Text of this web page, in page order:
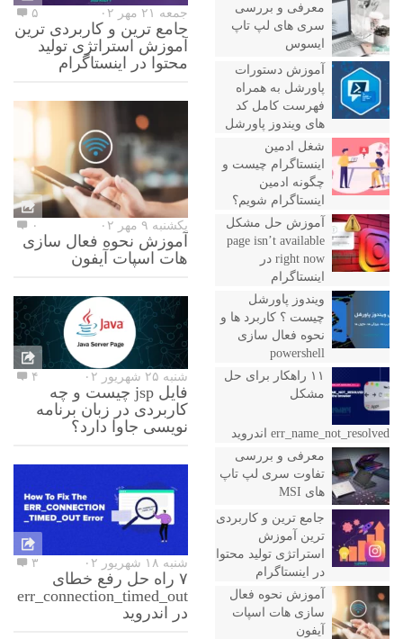
معرفی و بررسی
سری های لپ تاپ
ایسوس
آموزش دستورات
پاورشل به همراه
فهرست کامل کد
های ویندوز پاورشل
شغل ادمین
اینستاگرام چیست و
چگونه ادمین
اینستاگرام شویم؟
آموزش حل مشکل
page isn’t available
right now در
اینستاگرام
ویندوز پاورشل
چیست ؟ کاربرد ها و
نحوه فعال سازی
powershell
۱۱ راهکار برای حل
مشکل
err_name_not_resolved اندروید
معرفی و بررسی
تفاوت سری لپ تاپ
های MSI
جامع ترین و کاربردی
ترین آموزش
استراتژی تولید محتوا
در اینستاگرام
آموزش نحوه فعال
سازی هات اسپات
آیفون
جمعه ۲۱ مهر ۰۲ ۵
جامع ترین و کاربردی ترین
آموزش استراتژی تولید
محتوا در اینستاگرام
یکشنبه ۹ مهر ۰۲ ۰
آموزش نحوه فعال سازی
هات اسپات آیفون
شنبه ۲۵ شهریور ۰۲ ۴
فایل jsp چیست و چه
کاربردی در زبان برنامه
نویسی جاوا دارد؟
شنبه ۱۸ شهریور ۰۲ ۳
۷ راه حل رفع خطای
err_connection_timed_out
در اندروید